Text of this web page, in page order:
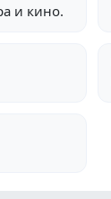
и кино.